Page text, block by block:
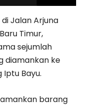
Jalan Arjuna
Timur,
sejumlah
diamankan ke
Iptu Bayu.
barang